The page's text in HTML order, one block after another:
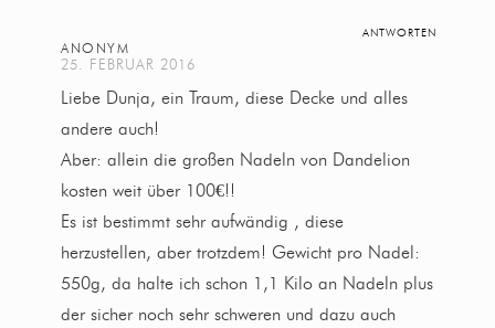
ANTWORTEN
ANONYM
25. FEBRUAR 2016
Liebe Dunja, ein Traum, diese Decke und alles
andere auch!
Aber: allein die großen Nadeln von Dandelion
kosten weit über 100€!!
Es ist bestimmt sehr aufwändig , diese
herzustellen, aber trotzdem! Gewicht pro Nadel:
550g, da halte ich schon 1,1 Kilo an Nadeln plus
der sicher noch sehr schweren und dazu auch